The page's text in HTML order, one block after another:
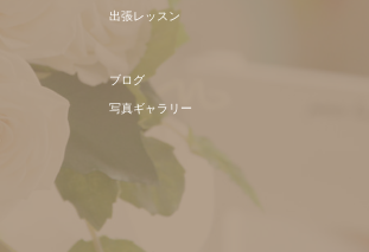
出張レッスン
ブログ
写真ギャラリー